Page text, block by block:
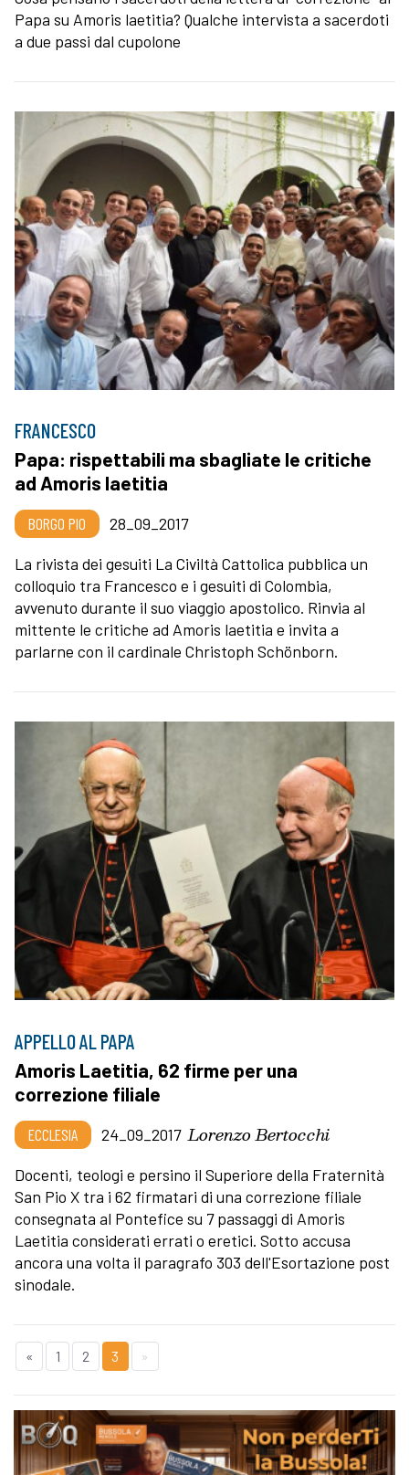
Papa su Amoris laetitia? Qualche intervista a sacerdoti
a due passi dal cupolone
FRANCESCO
Papa: rispettabili ma sbagliate le critiche
ad Amoris laetitia
BORGO PIO
28_09_2017
La rivista dei gesuiti La Civiltà Cattolica pubblica un
colloquio tra Francesco e i gesuiti di Colombia,
avvenuto durante il suo viaggio apostolico. Rinvia al
mittente le critiche ad Amoris laetitia e invita a
parlarne con il cardinale Christoph Schönborn.
APPELLO AL PAPA
Amoris Laetitia, 62 firme per una
correzione filiale
ECCLESIA 24_09_2017 Lorenzo Bertocchi
Docenti, teologi e persino il Superiore della Fraternità
San Pio X tra i 62 firmatari di una correzione filiale
consegnata al Pontefice su 7 passaggi di Amoris
Laetitia considerati errati o eretici. Sotto accusa
ancora una volta il paragrafo 303 dell'Esortazione post
sinodale.
« 1 2 3 »